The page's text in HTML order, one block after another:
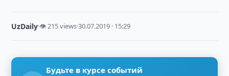
UzDaily·👁 215 views·30.07.2019 · 15:29
Будьте в курсе событий